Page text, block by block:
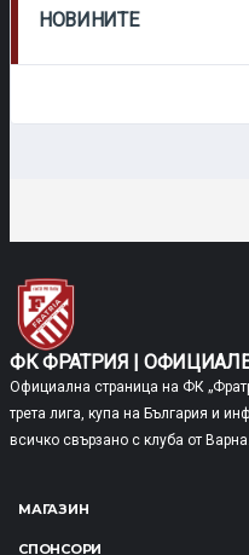
НОВИНИТЕ
ФК ФРАТРИЯ |
Официална страница на ФК
трета лига, купа на България и
всичко свързано с клуба от Варна.
МАГАЗИН
СПОНСОРИ